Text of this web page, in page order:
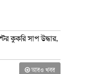
কুকরি সাপ উদ্ধার,
আরও খবর